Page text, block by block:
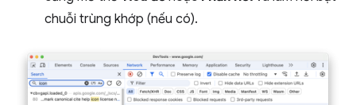
chuỗi trùng khớp (nếu có).